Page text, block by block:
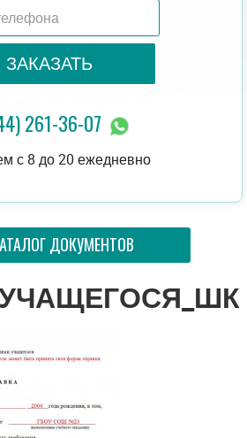
ЗАКАЗАТЬ
261-36-07
с 8 до 20 ежедневно
ДОКУМЕНТОВ